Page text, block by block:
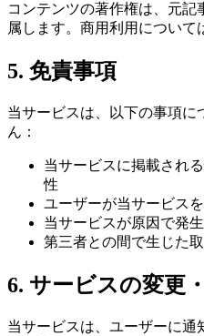
コンテンツの著作権は、元
属します。商用利用について
5. 免責事項
当サービスは、以下の事項
ん：
当サービスに掲載され
性
ユーザーが当サービス
当サービスが原因で発
第三者との間で生じた
6. サービスの変更
当サービスは、ユーザーに通